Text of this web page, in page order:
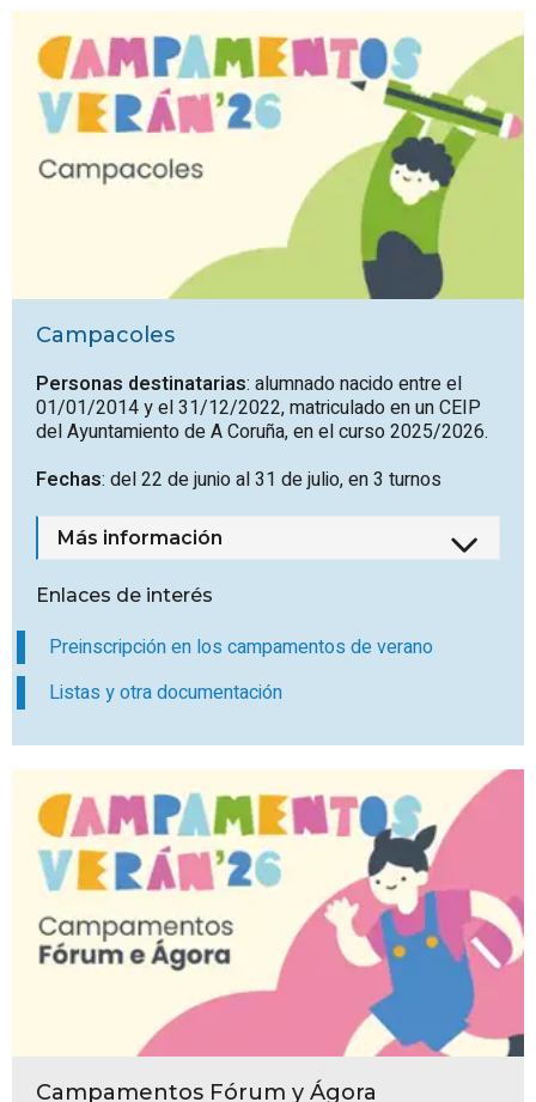
Campacoles
Personas destinatarias: alumnado nacido entre el
01/01/2014 y el 31/12/2022, matriculado en un CEIP
del Ayuntamiento de A Coruña, en el curso 2025/2026.
Fechas: del 22 de junio al 31 de julio, en 3 turnos
Más información
Enlaces de interés
Preinscripción en los campamentos de verano
Listas y otra documentación
Campamentos Fórum y Ágora